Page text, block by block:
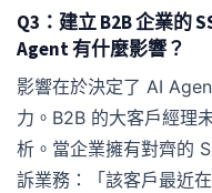
Q3：建立 B2B 企業的
Agent 有什麼影響？
影響在於決定了 AI
力。B2B 的大客戶經理
析。當企業擁有對齊的
訴業務：「該客戶最近